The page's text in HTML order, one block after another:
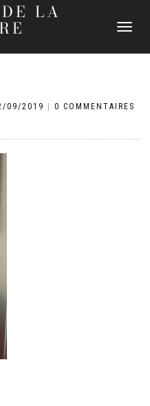
LA
DÉPLIER
09/2019
0 COMMENTAIRES